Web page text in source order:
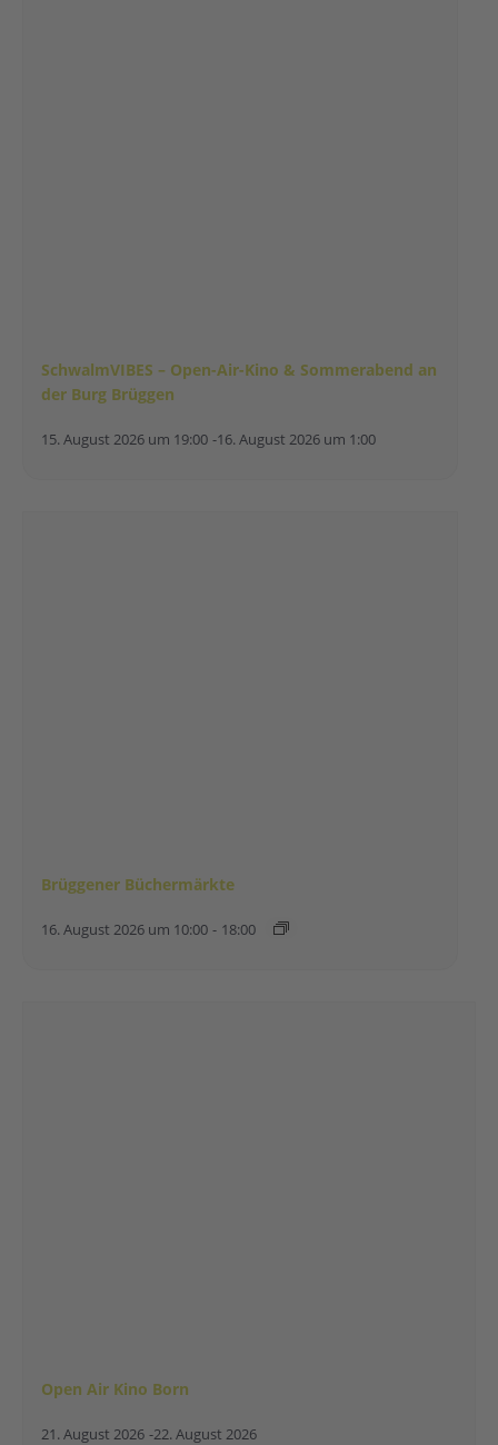
SchwalmVIBES – Open-Air-Kino & Sommerabend an
der Burg Brüggen
15. August 2026 um 19:00 -16. August 2026 um 1:00
Brüggener Büchermärkte
16. August 2026 um 10:00 - 18:00
Open Air Kino Born
21. August 2026 -22. August 2026